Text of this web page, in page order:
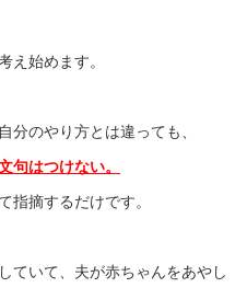
え始めます。
分のやり方とは違っても、
句はつけない。
指摘するだけです。
ていて、夫が赤ちゃんをあやし